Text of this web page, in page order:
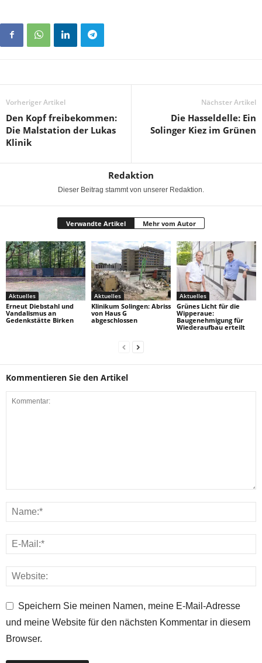
Vorheriger Artikel
Den Kopf freibekommen:
Die Malstation der Lukas
Klinik
Nächster Artikel
Die Hasseldelle: Ein
Solinger Kiez im Grünen
Redaktion
Dieser Beitrag stammt von unserer Redaktion.
Verwandte Artikel Mehr vom Autor
Aktuelles
Erneut Diebstahl und
Vandalismus an
Gedenkstätte Birken
Aktuelles
Klinikum Solingen: Abriss
von Haus G
abgeschlossen
Aktuelles
Grünes Licht für die
Wipperaue:
Baugenehmigung für
Wiederaufbau erteilt
Kommentieren Sie den Artikel
Speichern Sie meinen Namen, meine E-Mail-Adresse
und meine Website für den nächsten Kommentar in diesem
Browser.